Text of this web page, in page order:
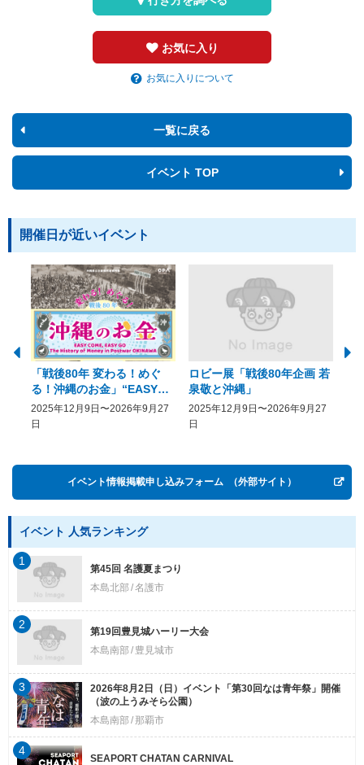
お気に入り
お気に入りについて
一覧に戻る
イベント TOP
開催日が近いイベント
「戦後80年 変わる！めぐ
る！沖縄のお金」“EASY
COME, EASY GO － The
History of Money in
2025年12月9日〜2026年9月27
日
ロビー展「戦後80年企画 若
泉敬と沖縄」
2025年12月9日〜2026年9月27
日
イベント情報掲載申し込みフォーム （外部サイト）
イベント 人気ランキング
第45回 名護夏まつり
本島北部 名護市
1
第19回豊見城ハーリー大会
本島南部
豊見城市
2
2026年8月2日（日）イベント「第30回なは青年祭」開催
（波の上うみそら公園）
本島南部
那覇市
3
SEAPORT CHATAN CARNIVAL
4